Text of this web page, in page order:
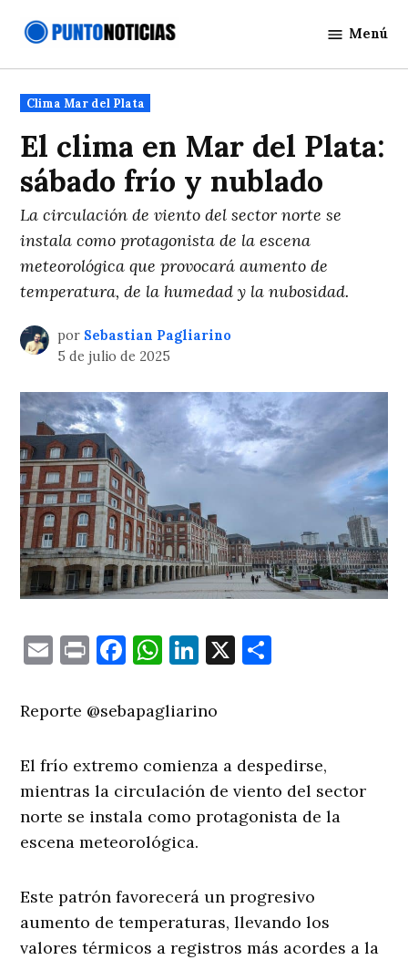
Noticias
Menú
Publicado
en
Clima Mar del Plata
El clima en Mar del Plata:
sábado frío y nublado
La circulación de viento del sector norte se
instala como protagonista de la escena
meteorológica que provocará aumento de
temperatura, de la humedad y la nubosidad.
por Sebastian Pagliarino
5 de julio de 2025
EmailPrintFacebook
WhatsApp
LinkedIn
X
Reporte @sebapagliarino
El frío extremo comienza a despedirse,
mientras la circulación de viento del sector
norte se instala como protagonista de la
escena meteorológica.
Este patrón favorecerá un progresivo
aumento de temperaturas, llevando los
valores térmicos a registros más acordes a la